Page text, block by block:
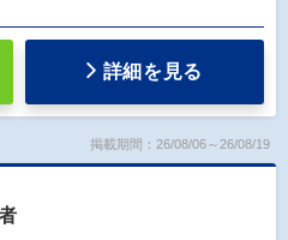
詳細を見る
掲載期間：26/08/06～26/08/19